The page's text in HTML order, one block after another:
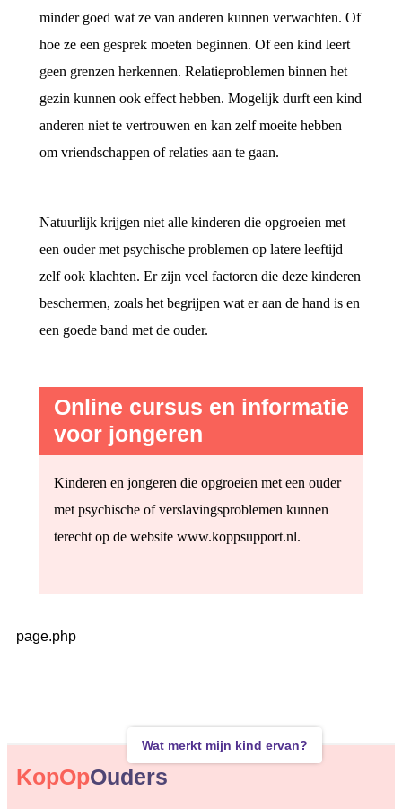
page.php
Wat merkt mijn kind ervan?
minder goed wat ze van anderen kunnen verwachten. Of
hoe ze een gesprek moeten beginnen. Of een kind leert
geen grenzen herkennen. Relatieproblemen binnen het
gezin kunnen ook effect hebben. Mogelijk durft een kind
anderen niet te vertrouwen en kan zelf moeite hebben
om vriendschappen of relaties aan te gaan.
Natuurlijk krijgen niet alle kinderen die opgroeien met
een ouder met psychische problemen op latere leeftijd
zelf ook klachten. Er zijn veel factoren die deze kinderen
beschermen, zoals het begrijpen wat er aan de hand is en
een goede band met de ouder.
Online cursus en informatie
voor jongeren
Kinderen en jongeren die opgroeien met een ouder
met psychische of verslavingsproblemen kunnen
terecht op de website www.koppsupport.nl.
KopOpOuders